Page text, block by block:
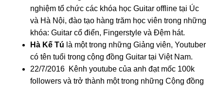
nghiệm tổ chức các khóa học Guitar offline tại Úc
và Hà Nội, đào tạo hàng trăm học viên trong những
khóa: Guitar cổ điển, Fingerstyle và Đệm hát.
Hà Kế Tú là một trong những Giảng viên, Youtuber
có tên tuổi trong cộng đồng Guitar tại Việt Nam.
22/7/2016 Kênh youtube của anh đạt mốc 100k
followers và trở thành một trong những Cộng đồng